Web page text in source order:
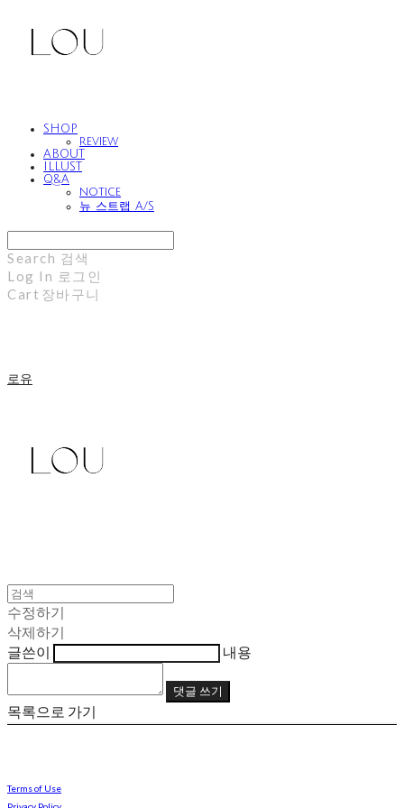
SHOP
review
ABOUT
ILLUST
Q&A
notice
뉴 스트랩 A/S
Search 검색
Log In 로그인
Cart 장바구니
로유
수정하기
삭제하기
글쓴이
내용
댓글 쓰기
목록으로 가기
Terms of Use